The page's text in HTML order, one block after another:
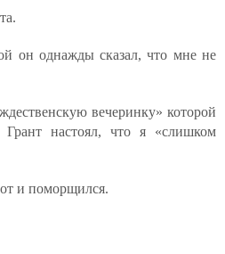
он однажды сказал, что мне не
вечеринку» которой
настоял, что я «слишком
и поморщился.